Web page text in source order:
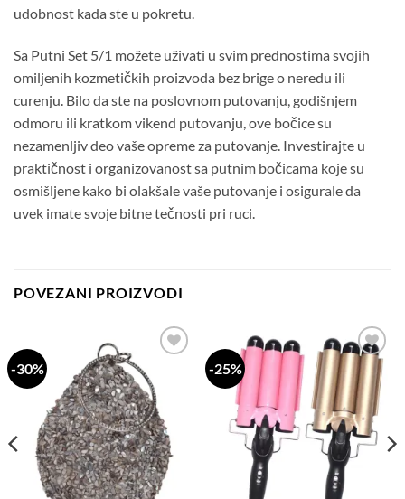
udobnost kada ste u pokretu.
Sa Putni Set 5/1 možete uživati u svim prednostima svojih
omiljenih kozmetičkih proizvoda bez brige o neredu ili
curenju. Bilo da ste na poslovnom putovanju, godišnjem
odmoru ili kratkom vikend putovanju, ove bočice su
nezamenljiv deo vaše opreme za putovanje. Investirajte u
praktičnost i organizovanost sa putnim bočicama koje su
osmišljene kako bi olakšale vaše putovanje i osigurale da
uvek imate svoje bitne tečnosti pri ruci.
POVEZANI PROIZVODI
-30% -25%
Dodaj
na
listu
želja